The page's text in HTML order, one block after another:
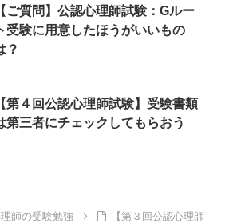
【ご質問】公認心理師試験：Gルー
ト受験に用意したほうがいいもの
？
【第４回公認心理師試験】受験書類
第三者にチェックしてもらおう
師の受験勉強
【第３回公認心理師